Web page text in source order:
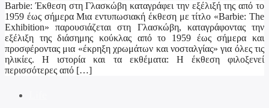
Barbie: Έκθεση στη Γλασκώβη καταγράφει την εξέλιξή της από το
1959 έως σήμερα Μια εντυπωσιακή έκθεση με τίτλο «Barbie: The
Exhibition» παρουσιάζεται στη Γλασκώβη, καταγράφοντας την
εξέλιξη της διάσημης κούκλας από το 1959 έως σήμερα και
προσφέροντας μια «έκρηξη χρωμάτων και νοσταλγίας» για όλες τις
ηλικίες. Η ιστορία και τα εκθέματα: Η έκθεση φιλοξενεί
περισσότερες από […]